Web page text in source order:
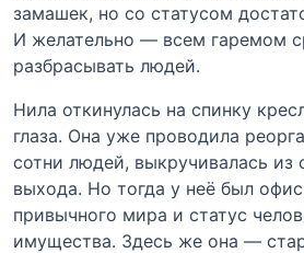
замашек, но со статусом
И желательно — всем гаремом
разбрасывать людей.
Нила откинулась на спинку
глаза. Она уже проводила
сотни людей, выкручивалась из
выхода. Но тогда у неё был
привычного мира и статус
имущества. Здесь же она —